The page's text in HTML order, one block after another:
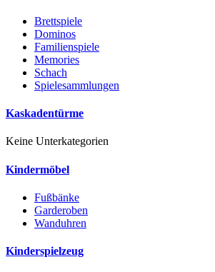
Brettspiele
Dominos
Familienspiele
Memories
Schach
Spielesammlungen
Kaskadentürme
Keine Unterkategorien
Kindermöbel
Fußbänke
Garderoben
Wanduhren
Kinderspielzeug